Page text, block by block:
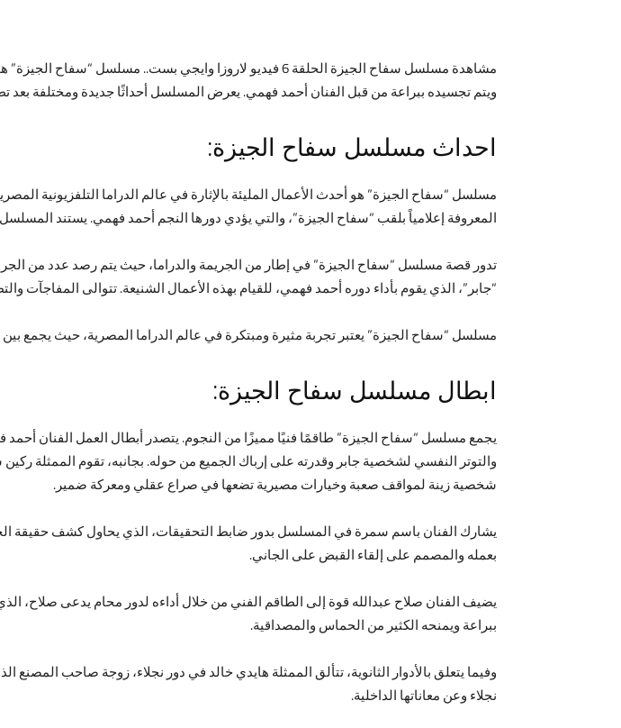
مشاهدة مسلسل سفاح الجيزة الحلقة 6 فيديو لاروزا وايجي
ويتم تجسيده ببراعة من قبل الفنان أحمد فهمي. يعرض المسلسل أحداثًا جديدة ومختلفة بعد
احداث مسلسل سفاح الجيزة:
مسلسل “سفاح الجيزة” هو أحدث الأعمال المليئة بالإثارة في عالم الدراما
المعروفة إعلامياً بلقب “سفاح الجيزة”، والتي يؤدي دورها النجم أحمد فهمي. يستند المسلسل إلى
تدور قصة مسلسل “سفاح الجيزة” في إطار من الجريمة والدراما، حيث يتم رصد عدد من
“جابر”، الذي يقوم بأداء دوره أحمد فهمي، للقيام بهذه الأعمال الشنيعة. تتوالى
مسلسل “سفاح الجيزة” يعتبر تجربة مثيرة ومبتكرة في عالم الدراما المصرية، حيث يجمع بين
ابطال مسلسل سفاح الجيزة:
يجمع مسلسل “سفاح الجيزة” طاقمًا فنيًا مميزًا من النجوم. يتصدر أبطال العمل الفنان أحمد
والتوتر النفسي لشخصية جابر وقدرته على إرباك الجميع من حوله. بجانبه، تقوم الممثلة
شخصية زينة لمواقف صعبة وخيارات مصيرية تضعها في صراع عقلي ومعركة ضمير.
يشارك الفنان باسم سمرة في المسلسل بدور ضابط التحقيقات، الذي يحاول كشف حقيقة
بعمله والمصمم على إلقاء القبض على الجاني.
يضيف الفنان صلاح عبدالله قوة إلى الطاقم الفني من خلال أداءه لدور محام يدعى صلاح،
ببراعة ويمنحه الكثير من الحماس والمصداقية.
وفيما يتعلق بالأدوار الثانوية، تتألق الممثلة هايدي خالد في دور نجلاء، زوجة صاحب
نجلاء وعن معاناتها الداخلية.